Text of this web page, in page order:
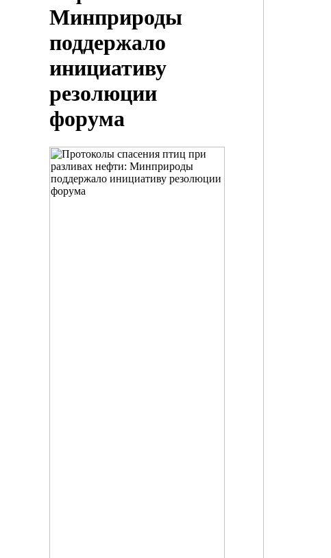
Минприроды
поддержало
инициативу
резолюции
форума